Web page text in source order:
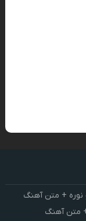
+ متن آهنگ
متن آهنگ